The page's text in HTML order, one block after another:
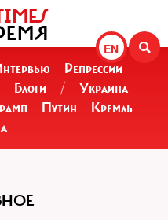
EN
Репрессии
Блоги /
Украина
Путин
Кремль